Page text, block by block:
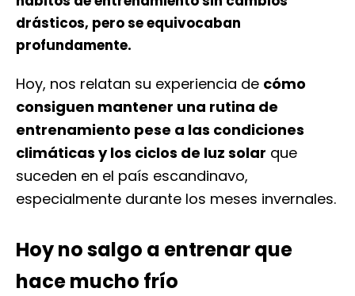
drásticos, pero se equivocaban
profundamente.
Hoy, nos relatan su experiencia de cómo
consiguen mantener una rutina de
entrenamiento pese a las condiciones
climáticas y los ciclos de luz solar que
suceden en el país escandinavo,
especialmente durante los meses invernales.
Hoy no salgo a entrenar que
hace mucho frío